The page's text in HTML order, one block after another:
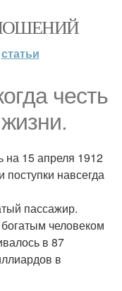
статьи
честь
на 15 апреля 1912
поступки навсегда
пассажир.
человеком
в 87
в